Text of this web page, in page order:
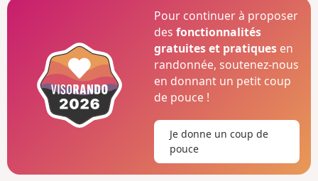
Pour continuer à proposer
desfonctionnalités
gratuites et pratiques en
randonnée, soutenez-nous
en donnant un petit coup
de pouce !
Je donne un coup de
pouce